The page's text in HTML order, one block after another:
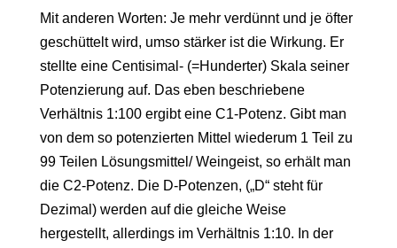
Mit anderen Worten: Je mehr verdünnt und je öfter
geschüttelt wird, umso stärker ist die Wirkung. Er
stellte eine Centisimal- (=Hunderter) Skala seiner
Potenzierung auf. Das eben beschriebene
Verhältnis 1:100 ergibt eine C1-Potenz. Gibt man
von dem so potenzierten Mittel wiederum 1 Teil zu
99 Teilen Lösungsmittel/ Weingeist, so erhält man
die C2-Potenz. Die D-Potenzen, („D“ steht für
Dezimal) werden auf die gleiche Weise
hergestellt, allerdings im Verhältnis 1:10. In der